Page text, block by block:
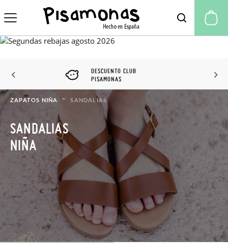
DESCUENTO CLUB
PISAMONAS
ZAPATOS NIÑA SANDALIAS
SANDALIAS
NIÑA